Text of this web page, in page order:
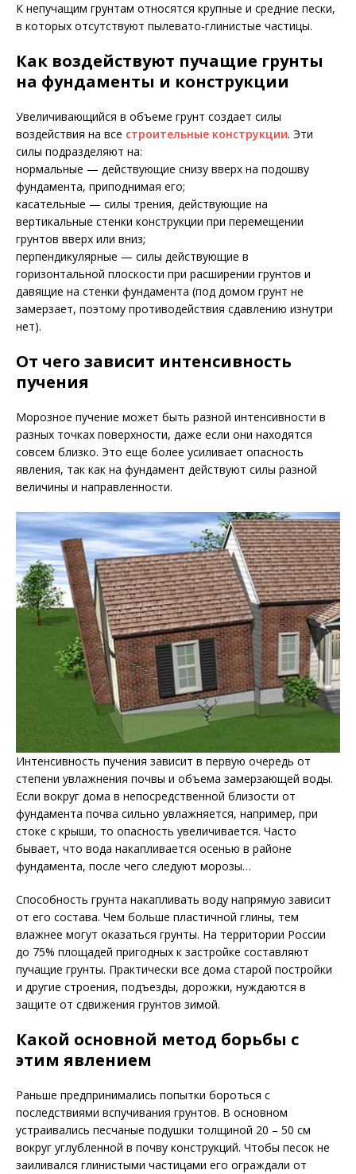
К непучащим грунтам относятся крупные и средние пески,
в которых отсутствуют пылевато-глинистые частицы.
Как воздействуют пучащие грунты
на фундаменты и конструкции
Увеличивающийся в объеме грунт создает силы
воздействия на все строительные конструкции. Эти
силы подразделяют на:
нормальные — действующие снизу вверх на подошву
фундамента, приподнимая его;
касательные — силы трения, действующие на
вертикальные стенки конструкции при перемещении
грунтов вверх или вниз;
перпендикулярные — силы действующие в
горизонтальной плоскости при расширении грунтов и
давящие на стенки фундамента (под домом грунт не
замерзает, поэтому противодействия сдавлению изнутри
нет).
От чего зависит интенсивность
пучения
Морозное пучение может быть разной интенсивности в
разных точках поверхности, даже если они находятся
совсем близко. Это еще более усиливает опасность
явления, так как на фундамент действуют силы разной
величины и направленности.
Интенсивность пучения зависит в первую очередь от
степени увлажнения почвы и объема замерзающей воды.
Если вокруг дома в непосредственной близости от
фундамента почва сильно увлажняется, например, при
стоке с крыши, то опасность увеличивается. Часто
бывает, что вода накапливается осенью в районе
фундамента, после чего следуют морозы…
Способность грунта накапливать воду напрямую зависит
от его состава. Чем больше пластичной глины, тем
влажнее могут оказаться грунты. На территории России
до 75% площадей пригодных к застройке составляют
пучащие грунты. Практически все дома старой постройки
и другие строения, подъезды, дорожки, нуждаются в
защите от сдвижения грунтов зимой.
Какой основной метод борьбы с
этим явлением
Раньше предпринимались попытки бороться с
последствиями вспучивания грунтов. В основном
устраивались песчаные подушки толщиной 20 – 50 см
вокруг углубленной в почву конструкций. Чтобы песок не
заиливался глинистыми частицами его ограждали от